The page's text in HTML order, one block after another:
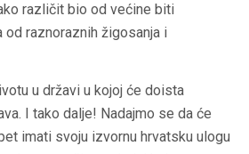
različit bio od većine biti
raznoraznih žigosanja i
u državi u kojoj će doista
I tako dalje! Nadajmo se da će
imati svoju izvornu hrvatsku ulogu